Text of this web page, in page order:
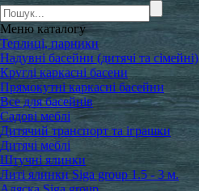
Меню каталогу
Теплиці, парники
Надувні басейни (дитячі та сімейні)
Круглі каркасні басени
Прямокутні каркасні басейни
Все для басейнів
Садові меблі
Дитячий транспорт та іграшки
Дитячі меблі
Штучні ялинки
Литі ялинки Siga group 1.5 - 3 м.